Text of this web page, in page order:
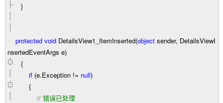
}
protected void DetailsView1_ItemInserted(object sender, DetailsViewI
nsertedEventArgs e)
{
if (e.Exception != null)
{
// 错误已处理